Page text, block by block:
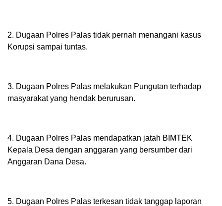
2. Dugaan Polres Palas tidak pernah menangani kasus
Korupsi sampai tuntas.
3. Dugaan Polres Palas melakukan Pungutan terhadap
masyarakat yang hendak berurusan.
4. Dugaan Polres Palas mendapatkan jatah BIMTEK
Kepala Desa dengan anggaran yang bersumber dari
Anggaran Dana Desa.
5. Dugaan Polres Palas terkesan tidak tanggap laporan